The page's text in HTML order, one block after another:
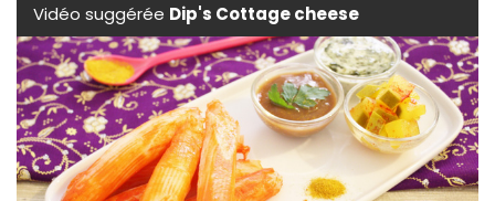
Vidéo suggérée Dip's Cottage cheese